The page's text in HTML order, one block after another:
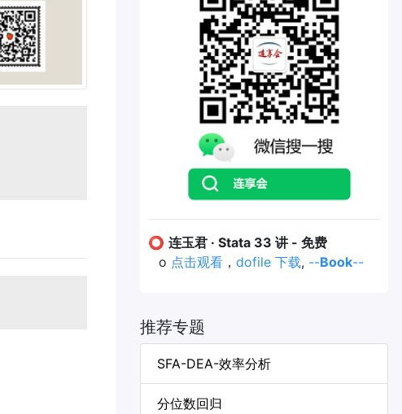
⭕ 连玉君 · Stata 33 讲 - 免费
o 点击观看 ， dofile 下载, --Book--
推荐专题
SFA-DEA-效率分析
分位数回归